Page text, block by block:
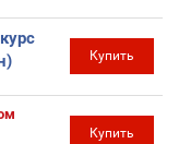
Купить
Купить